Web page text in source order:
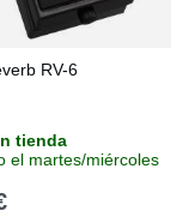
RV-6
tienda
el martes/miércoles